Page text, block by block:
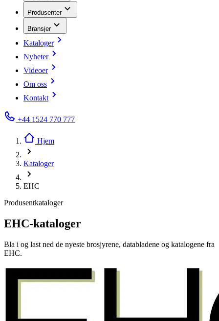
Produsenter
Bransjer
Kataloger
Nyheter
Videoer
Om oss
Kontakt
+44 1524 770 777
Hjem
Kataloger
EHC
Produsentkataloger
EHC-kataloger
Bla i og last ned de nyeste brosjyrene, databladene og katalogene fra
EHC.